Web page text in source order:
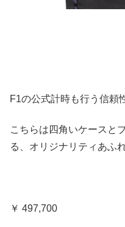
F1の公式計時も行う信頼
こちらは四角いケースと
る、オリジナリティあふ
￥ 497,700